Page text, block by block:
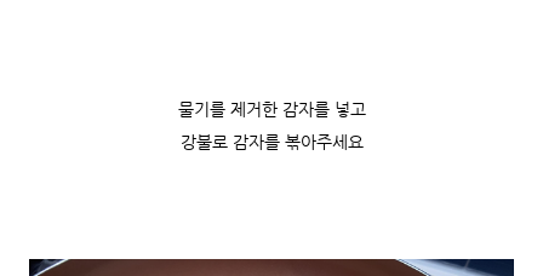
물기를 제거한 감자를 넣고
강불로 감자를 볶아주세요